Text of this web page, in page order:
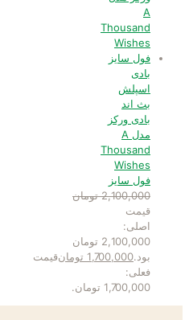
بادی
اسپلش
بث اند
بادی ورکز
مدل A
Thousand
Wishes
فول سایز
2,100,000 تومان
قیمت
اصلی:
2,100,000 تومان
بود.1,700,000 تومانقیمت
فعلی:
1,700,000 تومان.